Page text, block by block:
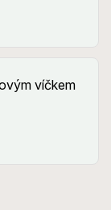
víčkem